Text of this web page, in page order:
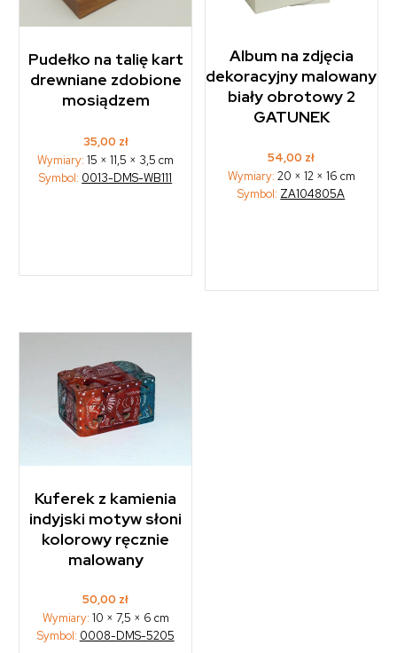
Pudełko na talię kart
drewniane zdobione
mosiądzem
35,00 zł
Wymiary:15 × 11,5 × 3,5 cm
Symbol: 0013-DMS-WB111
Album na zdjęcia
dekoracyjny malowany
biały obrotowy 2
GATUNEK
54,00 zł
Wymiary: 20 × 12 × 16 cm
Symbol: ZA104805A
Kuferek z kamienia
indyjski motyw słoni
kolorowy ręcznie
malowany
50,00 zł
Wymiary: 10 × 7,5 × 6 cm
Symbol: 0008-DMS-5205